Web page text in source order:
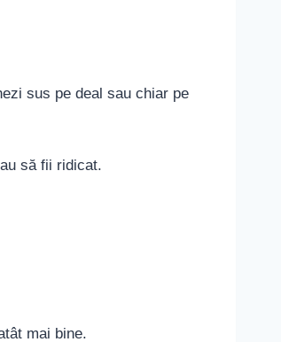
sus pe deal sau chiar pe
să fii ridicat.
mai bine.